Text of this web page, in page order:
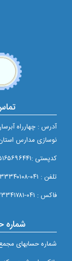
آدرس : چهارراه
نوسازی مدارس
کدپستی :۵۱۶۵۶۹۶۴۴۱
تلفن : ۰۴۱-۳۳۳۴۰۱۰۸
فاکس : ۰۴۱-۳۳۳۴۱۷۸۱
شماره حسابهای